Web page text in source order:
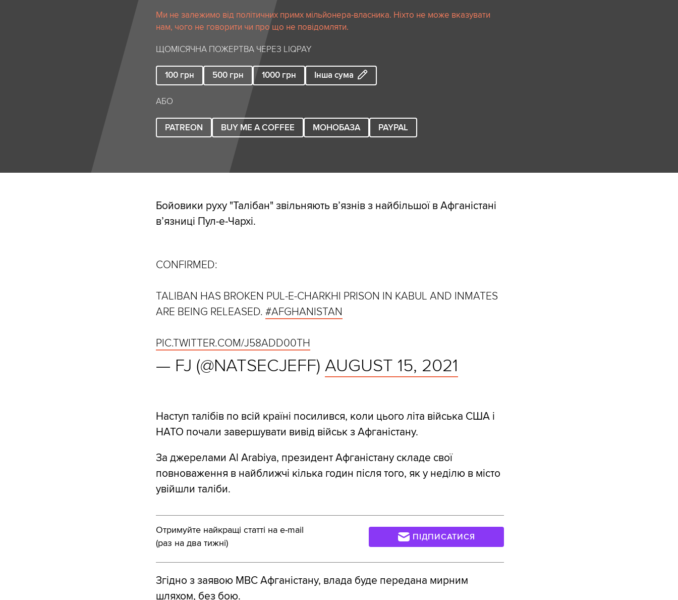
Ми не залежимо від політичних примх мільйонера-власника. Ніхто не може вказувати
нам, чого не говорити чи про що не повідомляти.
ЩОМІСЯЧНА ПОЖЕРТВА ЧЕРЕЗ LIQPAY
100 грн 500 грн 1000 грн Інша сума
АБО
PATREON BUY ME A COFFEE МОНОБАЗА PAYPAL
Бойовики руху "Талібан" звільняють в’язнів з найбільшої в Афганістані
в’язниці Пул-е-Чархі.
CONFIRMED:
TALIBAN HAS BROKEN PUL-E-CHARKHI PRISON IN KABUL AND INMATES
ARE BEING RELEASED. #AFGHANISTAN
PIC.TWITTER.COM/J58ADD00TH
— FJ (@NATSECJEFF) AUGUST 15, 2021
Наступ талібів по всій країні посилився, коли цього літа війська США і
НАТО почали завершувати вивід військ з Афганістану.
За джерелами Al Arabiya, президент Афганістану складе свої
повноваження в найближчі кілька годин після того, як у неділю в місто
увійшли таліби.
Отримуйте найкращі статті на e-mail
(раз на два тижні)
ПІДПИСАТИСЯ
Згідно з заявою МВС Афганістану, влада буде передана мирним
шляхом, без бою.